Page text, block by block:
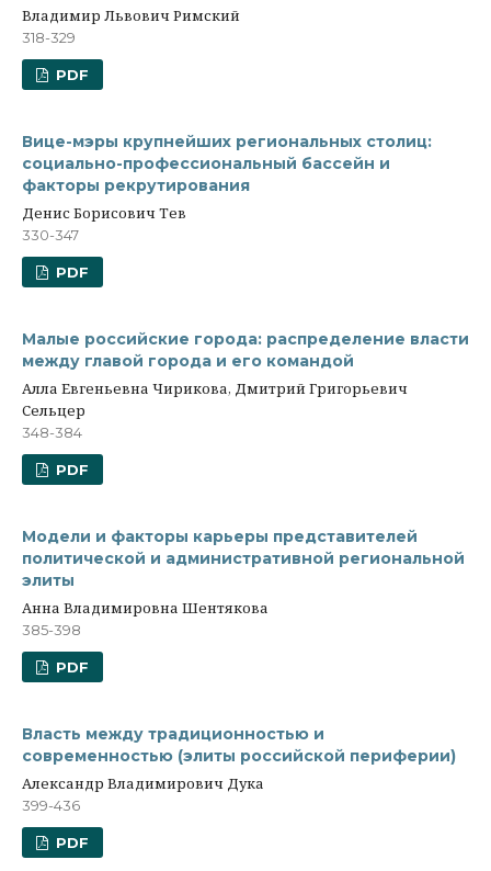
Владимир Львович Римский
318-329
PDF
Вице-мэры крупнейших региональных столиц:
социально-профессиональный бассейн и
факторы рекрутирования
Денис Борисович Тев
330-347
PDF
Малые российские города: распределение власти
между главой города и его командой
Алла Евгеньевна Чирикова, Дмитрий Григорьевич
Сельцер
348-384
PDF
Модели и факторы карьеры представителей
политической и административной региональной
элиты
Анна Владимировна Шентякова
385-398
PDF
Власть между традиционностью и
современностью (элиты российской периферии)
Александр Владимирович Дука
399-436
PDF